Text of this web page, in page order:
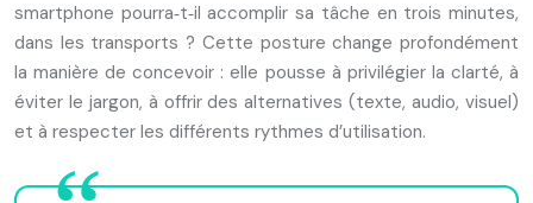
smartphone pourra‑t‑il accomplir sa tâche en trois minutes,
dans les transports ? Cette posture change profondément
la manière de concevoir : elle pousse à privilégier la clarté, à
éviter le jargon, à offrir des alternatives (texte, audio, visuel)
et à respecter les différents rythmes d’utilisation.